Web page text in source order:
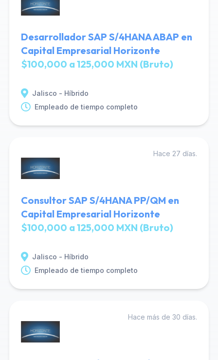
Desarrollador SAP S/4HANA ABAP en
Capital Empresarial Horizonte
$100,000 a 125,000 MXN (Bruto)
Jalisco - Híbrido
Empleado de tiempo completo
Hace 27 días.
Consultor SAP S/4HANA PP/QM en
Capital Empresarial Horizonte
$100,000 a 125,000 MXN (Bruto)
Jalisco - Híbrido
Empleado de tiempo completo
Hace más de 30 días.